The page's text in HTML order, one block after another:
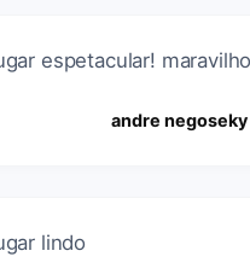
espetacular!
andre negoseky
lindo